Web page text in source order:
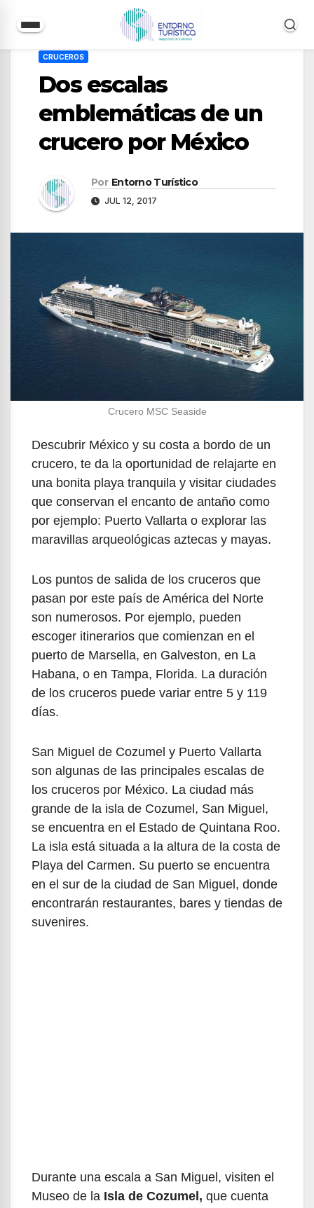
contenido
CRUCEROS
Dos escalas
emblemáticas de un
crucero por México
Por Entorno Turístico
JUL 12, 2017
Crucero MSC Seaside
Descubrir México y su costa a bordo de un
crucero, te da la oportunidad de relajarte en
una bonita playa tranquila y visitar ciudades
que conservan el encanto de antaño como
por ejemplo: Puerto Vallarta o explorar las
maravillas arqueológicas aztecas y mayas.
Los puntos de salida de los cruceros que
pasan por este país de América del Norte
son numerosos. Por ejemplo, pueden
escoger itinerarios que comienzan en el
puerto de Marsella, en Galveston, en La
Habana, o en Tampa, Florida. La duración
de los cruceros puede variar entre 5 y 119
días.
San Miguel de Cozumel y Puerto Vallarta
son algunas de las principales escalas de
los cruceros por México. La ciudad más
grande de la isla de Cozumel, San Miguel,
se encuentra en el Estado de Quintana Roo.
La isla está situada a la altura de la costa de
Playa del Carmen. Su puerto se encuentra
en el sur de la ciudad de San Miguel, donde
encontrarán restaurantes, bares y tiendas de
suvenires.
Durante una escala a San Miguel, visiten el
Museo de la Isla de Cozumel, que cuenta